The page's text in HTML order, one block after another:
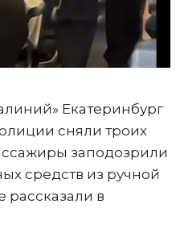
Екатеринбург
сняли троих
заподозрили
средств из ручной
рассказали в